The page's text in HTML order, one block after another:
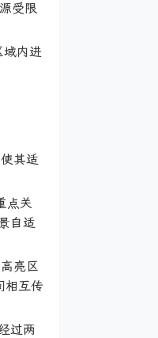
受限
域内进
其适
点关
自适
亮区
相互传
过两